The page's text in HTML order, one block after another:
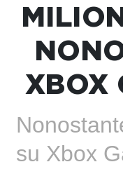
XBOX
su Xbox